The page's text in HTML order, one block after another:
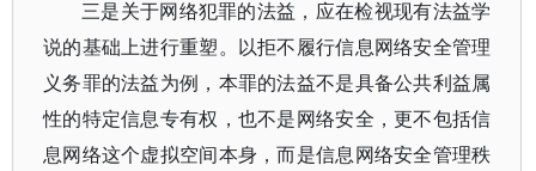
三是关于网络犯罪的法益，应在检视现有法益学
说的基础上进行重塑。以拒不履行信息网络安全管理
义务罪的法益为例，本罪的法益不是具备公共利益属
性的特定信息专有权，也不是网络安全，更不包括信
息网络这个虚拟空间本身，而是信息网络安全管理秩